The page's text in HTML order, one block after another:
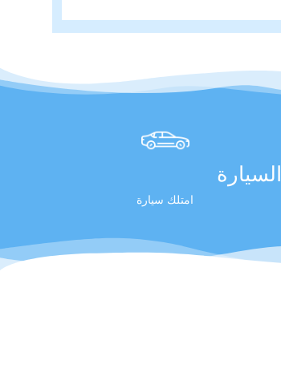
السيارة
امتلك سيارة